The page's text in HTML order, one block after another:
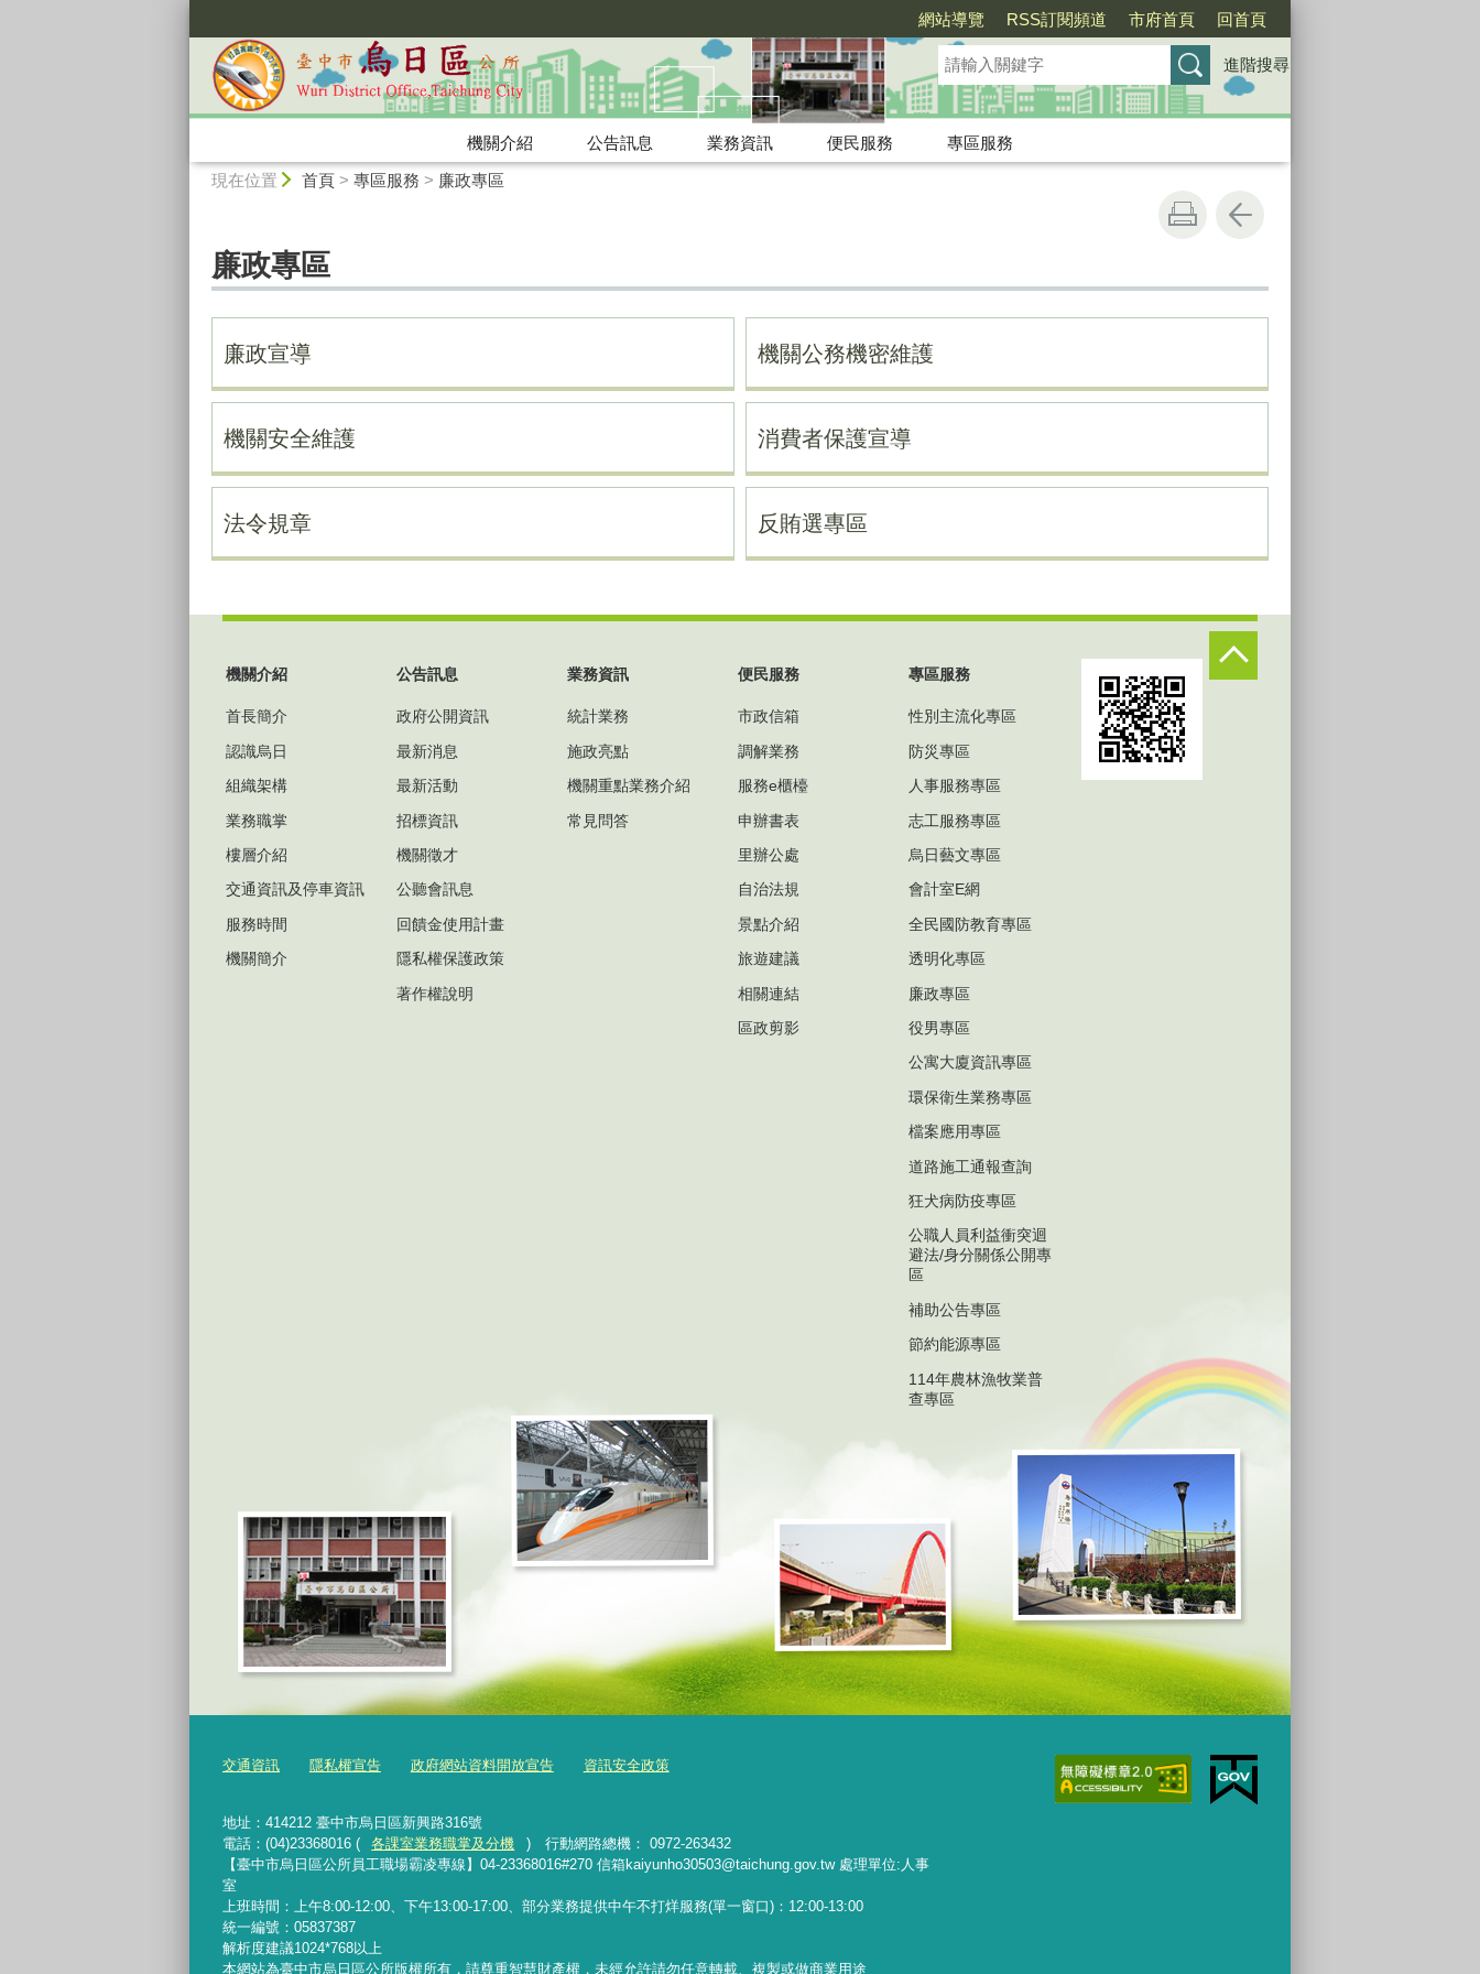
網站導覽 RSS訂閱頻道 市府首頁 回首頁
進階搜尋
機關介紹 公告訊息 業務資訊 便民服務
專區服務
現在位置 首頁> 專區服務 > 廉政專區
廉政專區
廉政宣導 機關公務機密維護
機關安全維護 消費者保護宣導
法令規章 反賄選專區
機關介紹
首長簡介
認識烏日
組織架構
業務職掌
樓層介紹
交通資訊及停車資訊
服務時間
機關簡介
公告訊息
政府公開資訊
最新消息
最新活動
招標資訊
機關徵才
公聽會訊息
回饋金使用計畫
隱私權保護政策
著作權說明
業務資訊
統計業務
施政亮點
機關重點業務介紹
常見問答
便民服務
市政信箱
調解業務
服務e櫃檯
申辦書表
里辦公處
自治法規
景點介紹
旅遊建議
相關連結
區政剪影
專區服務
性別主流化專區
防災專區
人事服務專區
志工服務專區
烏日藝文專區
會計室E網
全民國防教育專區
透明化專區
廉政專區
役男專區
公寓大廈資訊專區
環保衛生業務專區
檔案應用專區
道路施工通報查詢
狂犬病防疫專區
公職人員利益衝突迴
避法/身分關係公開專
區
補助公告專區
節約能源專區
114年農林漁牧業普
查專區
交通資訊 隱私權宣告 政府網站資料開放宣告 資訊安全政策
地址：414212 臺中市烏日區新興路316號
電話：(04)23368016 (
各課室業務職掌及分機
) 行動網路總機： 0972-263432
【臺中市烏日區公所員工職場霸凌專線】04-23368016#270 信箱kaiyunho30503@taichung.gov.tw 處理單位:人事
室
上班時間：上午8:00-12:00、下午13:00-17:00、部分業務提供中午不打烊服務(單一窗口)：12:00-13:00
統一編號：05837387
解析度建議1024*768以上
本網站為臺中市烏日區公所版權所有，請尊重智慧財產權，未經允許請勿任意轉載、複製或做商業用途